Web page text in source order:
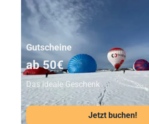
Unser Beststeller
Gutscheine
ab 50€
Das ideale Geschenk
Jetzt buchen!